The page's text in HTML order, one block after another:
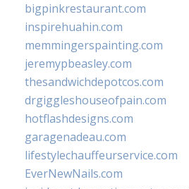
bigpinkrestaurant.com
inspirehuahin.com
memmingerspainting.com
jeremypbeasley.com
thesandwichdepotcos.com
drgiggleshouseofpain.com
hotflashdesigns.com
garagenadeau.com
lifestylechauffeurservice.com
EverNewNails.com